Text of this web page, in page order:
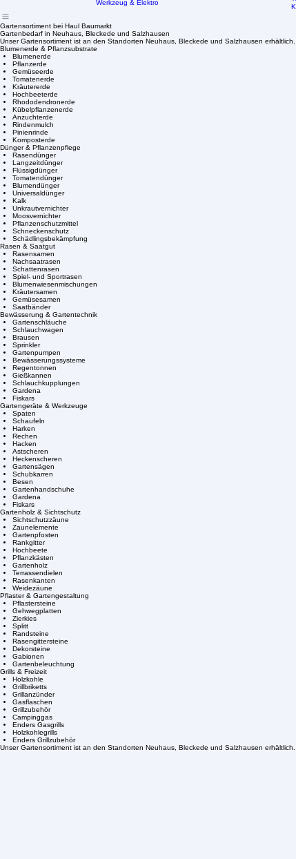
Home
Holz
Garten
Werkzeug & Elektro
Gartensortiment bei Haul Baumarkt
Gartenbedarf in Neuhaus, Bleckede und Salzhausen
Unser Gartensortiment ist an den Standorten Neuhaus, Bleckede und Salzhausen
Blumenerde & Pflanzsubstrate
Blumenerde
Pflanzerde
Gemüseerde
Tomatenerde
Kräutererde
Hochbeeterde
Rhododendronerde
Kübelpflanzenerde
Anzuchterde
Rindenmulch
Pinienrinde
Komposterde
Dünger & Pflanzenpflege
Rasendünger
Langzeitdünger
Flüssigdünger
Tomatendünger
Blumendünger
Universaldünger
Kalk
Unkrautvernichter
Moosvernichter
Pflanzenschutzmittel
Schneckenschutz
Schädlingsbekämpfung
Rasen & Saatgut
Rasensamen
Nachsaatrasen
Schattenrasen
Spiel- und Sportrasen
Blumenwiesenmischungen
Kräutersamen
Gemüsesamen
Saatbänder
Bewässerung & Gartentechnik
Gartenschläuche
Schlauchwagen
Brausen
Sprinkler
Gartenpumpen
Bewässerungssysteme
Regentonnen
Gießkannen
Schlauchkupplungen
Gardena
Fiskars
Gartengeräte & Werkzeuge
Spaten
Schaufeln
Harken
Rechen
Hacken
Astscheren
Heckenscheren
Gartensägen
Schubkarren
Besen
Gartenhandschuhe
Gardena
Fiskars
Gartenholz & Sichtschutz
Sichtschutzzäune
Zaunelemente
Gartenpfosten
Rankgitter
Hochbeete
Pflanzkästen
Gartenholz
Terrassendielen
Rasenkanten
Weidezäune
Pflaster & Gartengestaltung
Pflastersteine
Gehwegplatten
Zierkies
Splitt
Randsteine
Rasengittersteine
Dekorsteine
Gabionen
Gartenbeleuchtung
Grills & Freizeit
Holzkohle
Grillbriketts
Grillanzünder
Gasflaschen
Grillzubehör
Campinggas